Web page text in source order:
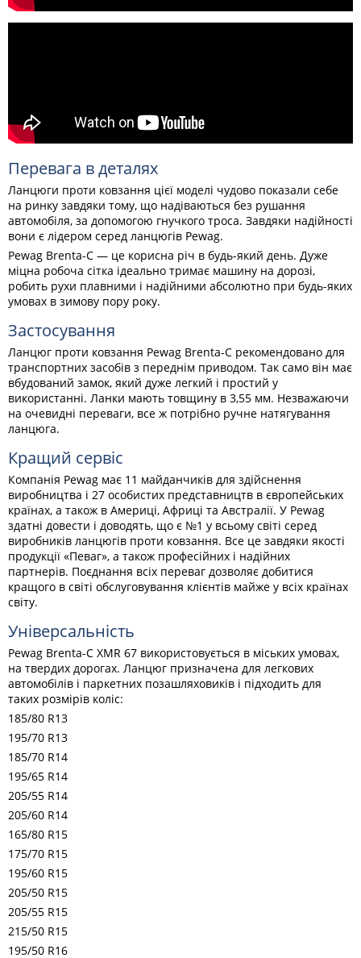
Перевага в деталях
Ланцюги проти ковзання цієї моделі чудово показали себе
на ринку завдяки тому, що надіваються без рушання
автомобіля, за допомогою гнучкого троса. Завдяки надійності
вони є лідером серед ланцюгів Pewag.
Pewag Brenta-C — це корисна річ в будь-який день. Дуже
міцна робоча сітка ідеально тримає машину на дорозі,
робить рухи плавними і надійними абсолютно при будь-яких
умовах в зимову пору року.
Застосування
Ланцюг проти ковзання Pewag Brenta-C рекомендовано для
транспортних засобів з переднім приводом. Так само він має
вбудований замок, який дуже легкий і простий у
використанні. Ланки мають товщину в 3,55 мм. Незважаючи
на очевидні переваги, все ж потрібно ручне натягування
ланцюга.
Кращий сервіс
Компанія Pewag має 11 майданчиків для здійснення
виробництва і 27 особистих представництв в європейських
країнах, а також в Америці, Африці та Австралії. У Pewag
здатні довести і доводять, що є №1 у всьому світі серед
виробників ланцюгів проти ковзання. Все це завдяки якості
продукції «Певаг», а також професійних і надійних
партнерів. Поєднання всіх переваг дозволяє добитися
кращого в світі обслуговування клієнтів майже у всіх країнах
світу.
Універсальність
Pewag Brenta-C XMR 67 використовується в міських умовах,
на твердих дорогах. Ланцюг призначена для легкових
автомобілів і паркетних позашляховиків і підходить для
таких розмірів коліс:
185/80 R13
195/70 R13
185/70 R14
195/65 R14
205/55 R14
205/60 R14
165/80 R15
175/70 R15
195/60 R15
205/50 R15
205/55 R15
215/50 R15
195/50 R16